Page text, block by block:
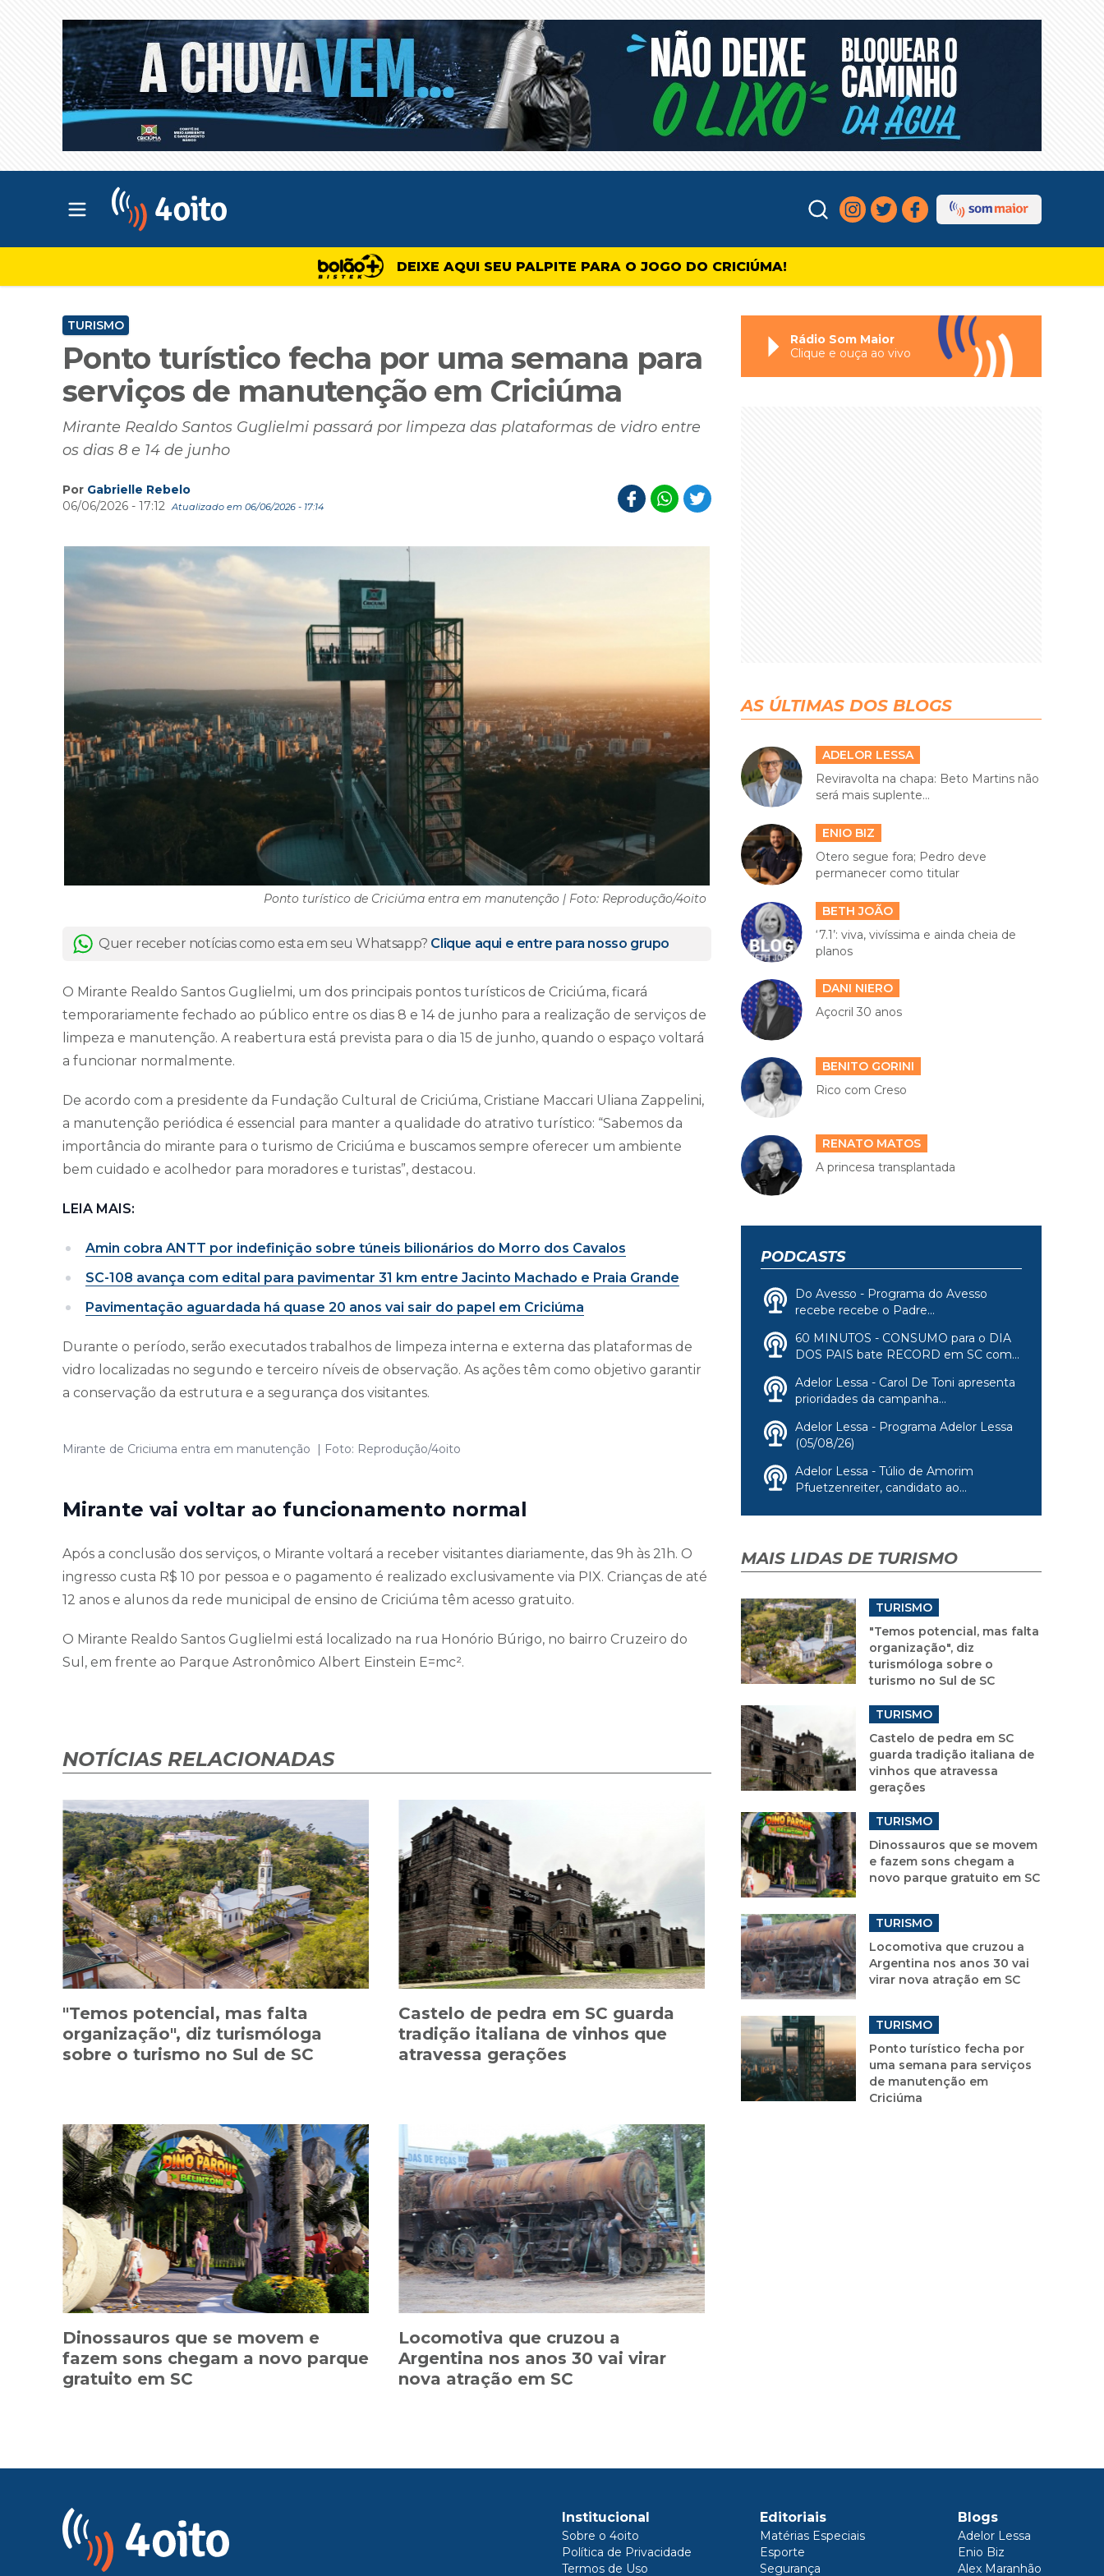
Abrir menu principal
DEIXE AQUI SEU PALPITE PARA O JOGO DO CRICIÚMA!
TURISMO
Ponto turístico fecha por uma semana para
serviços de manutenção em Criciúma
Mirante Realdo Santos Guglielmi passará por limpeza das plataformas de vidro entre
os dias 8 e 14 de junho
Por Gabrielle Rebelo
06/06/2026 - 17:12 Atualizado em 06/06/2026 - 17:14
Ponto turístico de Criciúma entra em manutenção | Foto: Reprodução/4oito
Quer receber notícias como esta em seu Whatsapp? Clique aqui e entre para nosso grupo
O Mirante Realdo Santos Guglielmi, um dos principais pontos turísticos de Criciúma, ficará
temporariamente fechado ao público entre os dias 8 e 14 de junho para a realização de serviços de
limpeza e manutenção. A reabertura está prevista para o dia 15 de junho, quando o espaço voltará
a funcionar normalmente.
De acordo com a presidente da Fundação Cultural de Criciúma, Cristiane Maccari Uliana Zappelini,
a manutenção periódica é essencial para manter a qualidade do atrativo turístico: “Sabemos da
importância do mirante para o turismo de Criciúma e buscamos sempre oferecer um ambiente
bem cuidado e acolhedor para moradores e turistas”, destacou.
LEIA MAIS:
Amin cobra ANTT por indefinição sobre túneis bilionários do Morro dos Cavalos
SC-108 avança com edital para pavimentar 31 km entre Jacinto Machado e Praia Grande
Pavimentação aguardada há quase 20 anos vai sair do papel em Criciúma
Durante o período, serão executados trabalhos de limpeza interna e externa das plataformas de
vidro localizadas no segundo e terceiro níveis de observação. As ações têm como objetivo garantir
a conservação da estrutura e a segurança dos visitantes.
Mirante de Criciuma entra em manutenção | Foto: Reprodução/4oito
Mirante vai voltar ao funcionamento normal
Após a conclusão dos serviços, o Mirante voltará a receber visitantes diariamente, das 9h às 21h. O
ingresso custa R$ 10 por pessoa e o pagamento é realizado exclusivamente via PIX. Crianças de até
12 anos e alunos da rede municipal de ensino de Criciúma têm acesso gratuito.
O Mirante Realdo Santos Guglielmi está localizado na rua Honório Búrigo, no bairro Cruzeiro do
Sul, em frente ao Parque Astronômico Albert Einstein E=mc².
NOTÍCIAS RELACIONADAS
"Temos potencial, mas falta
organização", diz turismóloga
sobre o turismo no Sul de SC
Castelo de pedra em SC guarda
tradição italiana de vinhos que
atravessa gerações
Dinossauros que se movem e
fazem sons chegam a novo parque
gratuito em SC
Locomotiva que cruzou a
Argentina nos anos 30 vai virar
nova atração em SC
Rádio Som Maior
Clique e ouça ao vivo
AS ÚLTIMAS DOS BLOGS
ADELOR LESSA
Reviravolta na chapa: Beto Martins não
será mais suplente...
ENIO BIZ
Otero segue fora; Pedro deve
permanecer como titular
BETH JOÃO
‘7.1’: viva, vivíssima e ainda cheia de
planos
DANI NIERO
Açocril 30 anos
BENITO GORINI
Rico com Creso
RENATO MATOS
A princesa transplantada
PODCASTS
Do Avesso - Programa do Avesso
recebe recebe o Padre...
60 MINUTOS - CONSUMO para o DIA
DOS PAIS bate RECORD em SC com...
Adelor Lessa - Carol De Toni apresenta
prioridades da campanha...
Adelor Lessa - Programa Adelor Lessa
(05/08/26)
Adelor Lessa - Túlio de Amorim
Pfuetzenreiter, candidato ao...
MAIS LIDAS DE TURISMO
TURISMO
"Temos potencial, mas falta
organização", diz
turismóloga sobre o
turismo no Sul de SC
TURISMO
Castelo de pedra em SC
guarda tradição italiana de
vinhos que atravessa
gerações
TURISMO
Dinossauros que se movem
e fazem sons chegam a
novo parque gratuito em SC
TURISMO
Locomotiva que cruzou a
Argentina nos anos 30 vai
virar nova atração em SC
TURISMO
Ponto turístico fecha por
uma semana para serviços
de manutenção em
Criciúma
Institucional
Sobre o 4oito
Política de Privacidade
Termos de Uso
Editoriais
Matérias Especiais
Esporte
Segurança
Blogs
Adelor Lessa
Enio Biz
Alex Maranhão